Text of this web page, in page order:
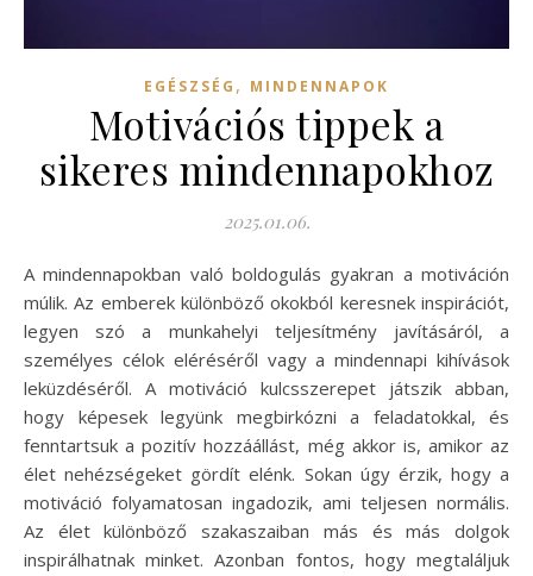
EGÉSZSÉG , MINDENNAPOK
Motivációs tippek a
sikeres mindennapokhoz
2025.01.06.
A mindennapokban való boldogulás gyakran a motiváción
múlik. Az emberek különböző okokból keresnek inspirációt,
legyen szó a munkahelyi teljesítmény javításáról, a
személyes célok eléréséről vagy a mindennapi kihívások
leküzdéséről. A motiváció kulcsszerepet játszik abban,
hogy képesek legyünk megbirkózni a feladatokkal, és
fenntartsuk a pozitív hozzáállást, még akkor is, amikor az
élet nehézségeket gördít elénk. Sokan úgy érzik, hogy a
motiváció folyamatosan ingadozik, ami teljesen normális.
Az élet különböző szakaszaiban más és más dolgok
inspirálhatnak minket. Azonban fontos, hogy megtaláljuk